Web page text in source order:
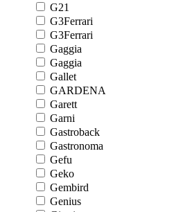
G21
G3Ferrari
G3Ferrari
Gaggia
Gaggia
Gallet
GARDENA
Garett
Garni
Gastroback
Gastronoma
Gefu
Geko
Gembird
Genius